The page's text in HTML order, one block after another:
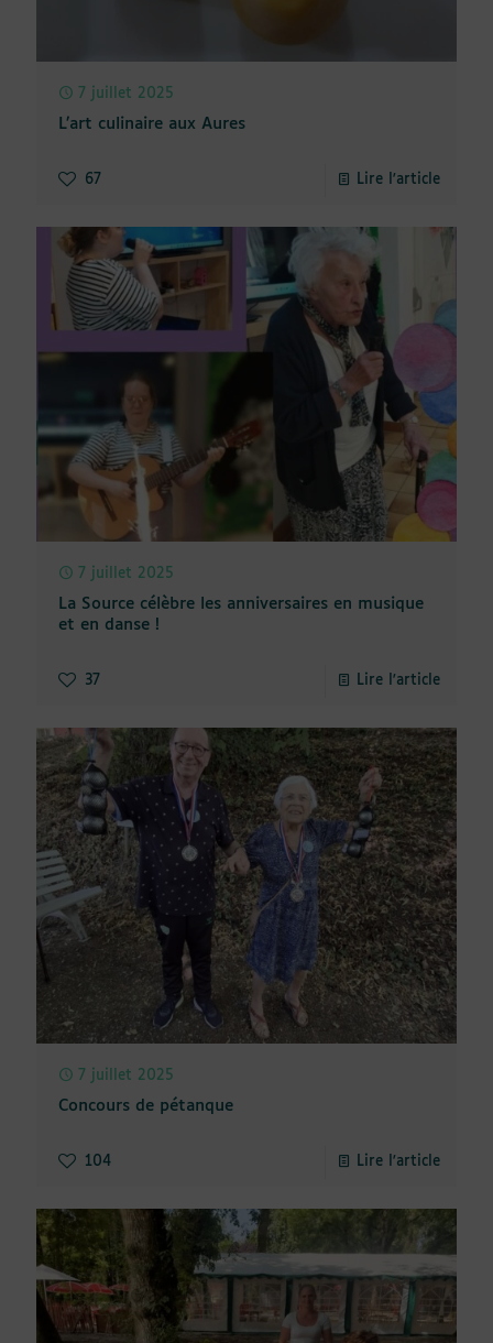
7 juillet 2025
L’art culinaire aux Aures
67 Lire l'article
7 juillet 2025
La Source célèbre les anniversaires en musique
et en danse !
37 Lire l'article
7 juillet 2025
Concours de pétanque
104 Lire l'article